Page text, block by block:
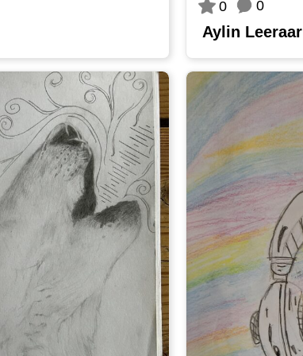
0 0
Aylin Leeraar